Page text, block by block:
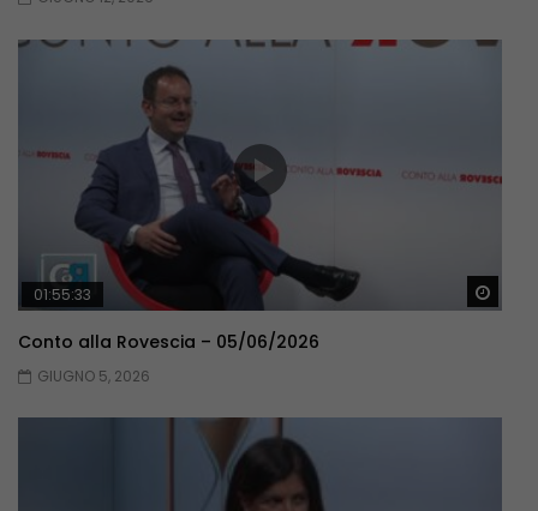
01:55:33
Conto alla Rovescia – 05/06/2026
GIUGNO 5, 2026